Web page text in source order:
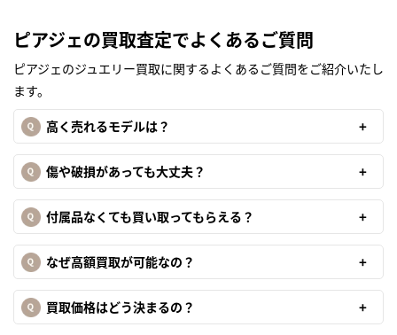
ピアジェの買取査定でよくあるご質問
ピアジェのジュエリー買取に関するよくあるご質問をご紹介いたし
ます。
高く売れるモデルは？
傷や破損があっても大丈夫？
付属品なくても買い取ってもらえる？
なぜ高額買取が可能なの？
買取価格はどう決まるの？